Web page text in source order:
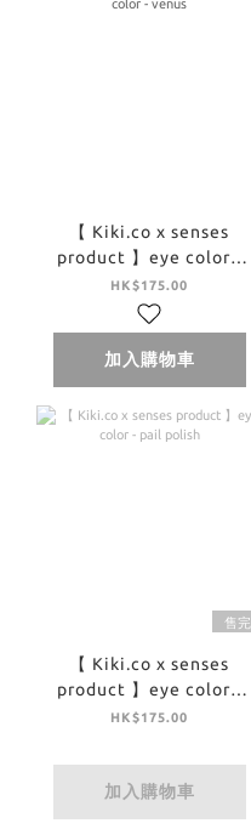
【 Kiki.co x senses
product 】eye color -
venus
HK$175.00
加入購物車
售完
【 Kiki.co x senses
product 】eye color -
pail polish
HK$175.00
加入購物車